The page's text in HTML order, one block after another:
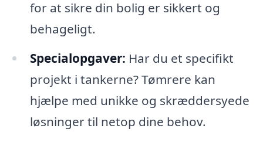
for at sikre din bolig er sikkert og
behageligt.
Specialopgaver: Har du et specifikt
projekt i tankerne? Tømrere kan
hjælpe med unikke og skræddersyede
løsninger til netop dine behov.